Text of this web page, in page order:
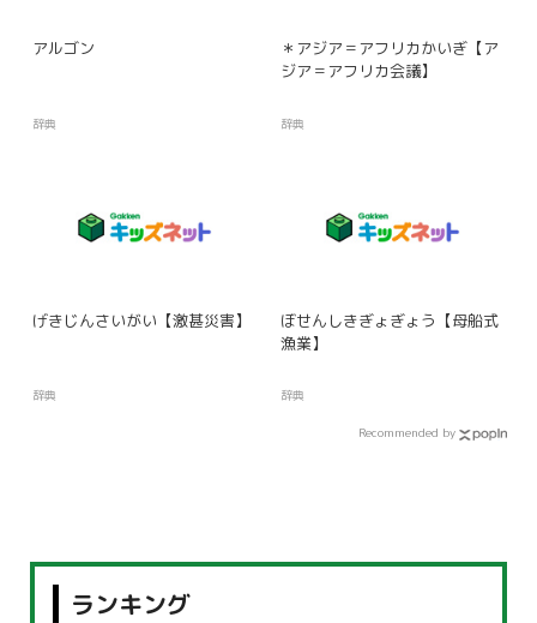
アルゴン
辞典
＊アジア＝アフリカかいぎ【ア
ジア＝アフリカ会議】
辞典
げきじんさいがい【激甚災害】
辞典
ぼせんしきぎょぎょう【母船式
漁業】
辞典
Recommended by
ランキング